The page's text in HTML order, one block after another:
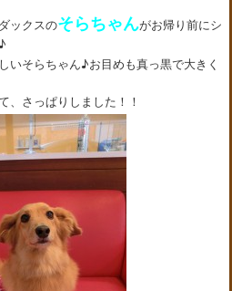
ックスのそらちゃんがお帰り前にシ
いそらちゃん♪お目めも真っ黒で大きく
、さっぱりしました！！